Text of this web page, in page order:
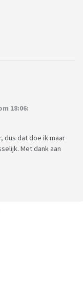
18:06:
dus dat doe ik maar
Met dank aan